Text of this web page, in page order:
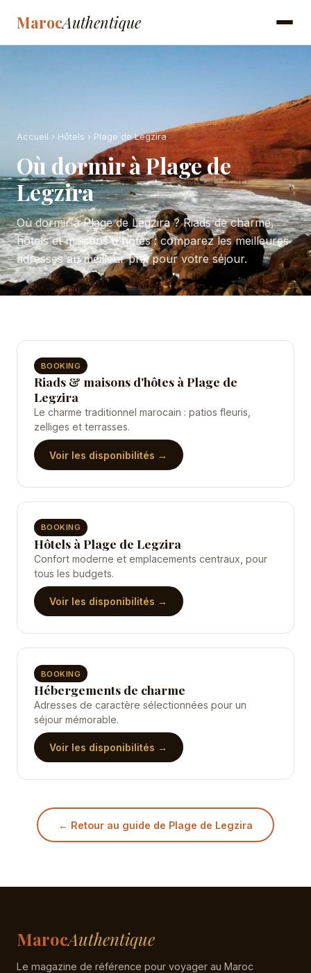
MarocAuthentique
Accueil › Hôtels › Plage de Legzira
Où dormir à Plage de
Legzira
Où dormir à Plage de Legzira ? Riads de charme,
hôtels et maisons d'hôtes : comparez les meilleures
adresses au meilleur prix pour votre séjour.
BOOKING
Riads & maisons d'hôtes à Plage de
Legzira
Le charme traditionnel marocain : patios fleuris,
zelliges et terrasses.
Voir les disponibilités →
BOOKING
Hôtels à Plage de Legzira
Confort moderne et emplacements centraux, pour
tous les budgets.
Voir les disponibilités →
BOOKING
Hébergements de charme
Adresses de caractère sélectionnées pour un
séjour mémorable.
Voir les disponibilités →
← Retour au guide de Plage de Legzira
MarocAuthentique
Le magazine de référence pour voyager au Maroc